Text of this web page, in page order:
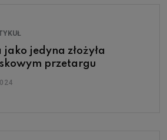
jako jedyna złożyła
przetargu